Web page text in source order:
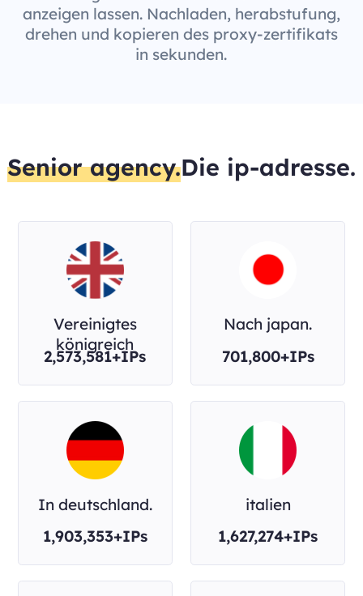
anzeigen lassen. Nachladen, herabstufung,
drehen und kopieren des proxy-zertifikats
in sekunden.
Senior agency.Die ip-adresse.
Vereinigtes
königreich
2,573,581+IPs
Nach japan.
701,800+IPs
In deutschland.
1,903,353+IPs
italien
1,627,274+IPs